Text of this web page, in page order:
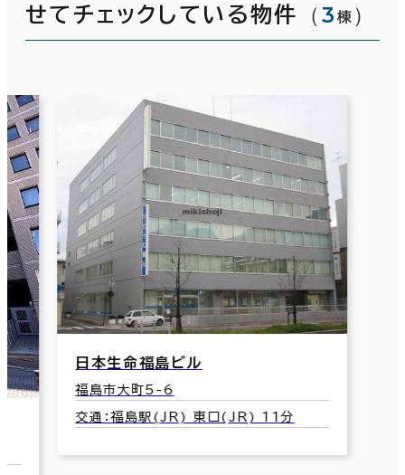
せてチェックしている物件
（3 棟 ）
日本生命福島ビル
福島市大町5-6
交通：福島駅(JR) 東口(JR) 11分